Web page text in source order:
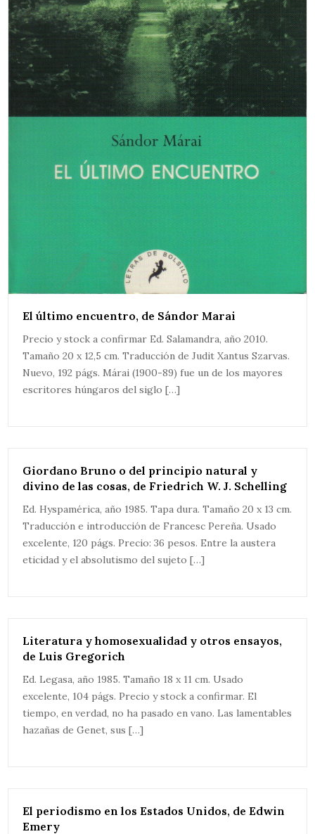
El último encuentro, de Sándor Marai
Precio y stock a confirmar Ed. Salamandra, año 2010.
Tamaño 20 x 12,5 cm. Traducción de Judit Xantus Szarvas.
Nuevo, 192 págs. Márai (1900-89) fue un de los mayores
escritores húngaros del siglo […]
Giordano Bruno o del principio natural y
divino de las cosas, de Friedrich W. J. Schelling
Ed. Hyspamérica, año 1985. Tapa dura. Tamaño 20 x 13 cm.
Traducción e introducción de Francesc Pereña. Usado
excelente, 120 págs. Precio: 36 pesos. Entre la austera
eticidad y el absolutismo del sujeto […]
Literatura y homosexualidad y otros ensayos,
de Luis Gregorich
Ed. Legasa, año 1985. Tamaño 18 x 11 cm. Usado
excelente, 104 págs. Precio y stock a confirmar. El
tiempo, en verdad, no ha pasado en vano. Las lamentables
hazañas de Genet, sus […]
El periodismo en los Estados Unidos, de Edwin
Emery